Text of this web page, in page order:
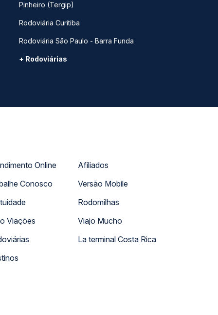
Pinheiro (Tergip)
Rodoviária Curitiba
Rodoviária São Paulo - Barra Funda
+ Rodoviárias
Online
Conosco
Viações
Afiliados
Versão Mobile
Rodomilhas
Viajo Mucho
La terminal Costa Rica